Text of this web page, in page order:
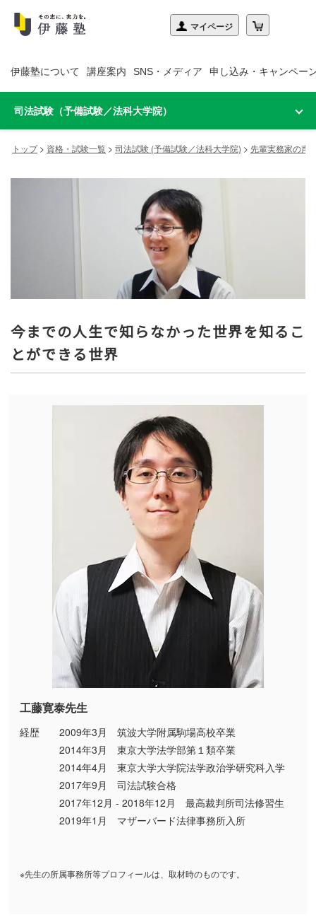
伊藤塾について 講座案内 SNS・メディア 申し込み・キャンペー
司法試験（予備試験／法科大学院）
トップ> 資格・試験一覧 > 司法試験 (予備試験／法科大学院) > 先輩実務家の声
今までの人生で知らなかった世界を知るこ
とができる世界
工藤寛泰先生
経歴 2009年3月 筑波大学附属駒場高校卒業
2014年3月 東京大学法学部第１類卒業
2014年4月 東京大学大学院法学政治学研究科入学
2017年9月 司法試験合格
2017年12月 - 2018年12月 最高裁判所司法修習生
2019年1月 マザーバード法律事務所入所
※先生の所属事務所等プロフィールは、取材時のものです。